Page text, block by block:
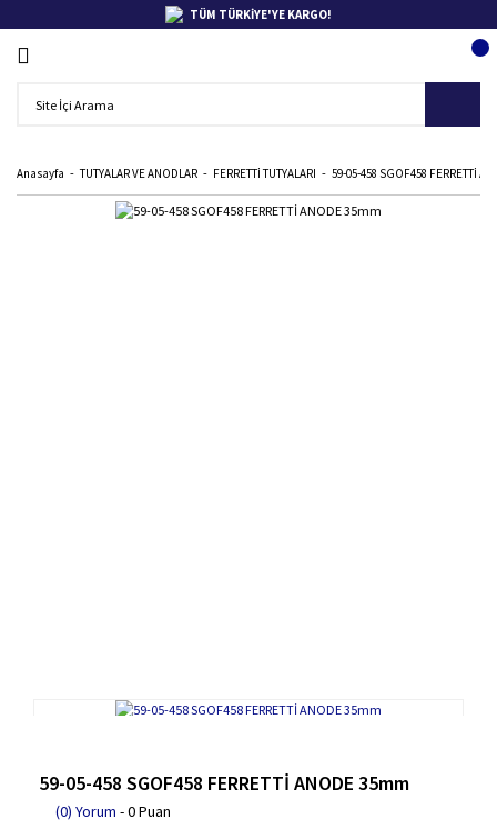
TÜM TÜRKİYE'YE KARGO!
Anasayfa TUTYALAR VE ANODLAR FERRETTİ TUTYALARI 59-05-458 SGOF458 FERRETTİ
59-05-458 SGOF458 FERRETTİ ANODE 35mm
(0) Yorum - 0 Puan